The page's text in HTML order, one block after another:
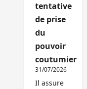
tentative
de prise
du
pouvoir
coutumier
31/07/2026
Il assure